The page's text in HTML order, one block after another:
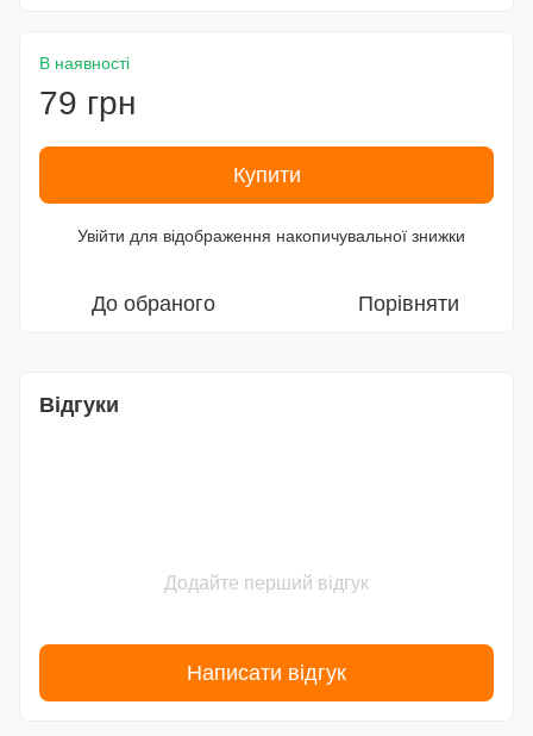
В наявності
79 грн
Купити
Увійти для відображення накопичувальної знижки
До обраного Порівняти
Відгуки
Додайте перший відгук
Написати відгук